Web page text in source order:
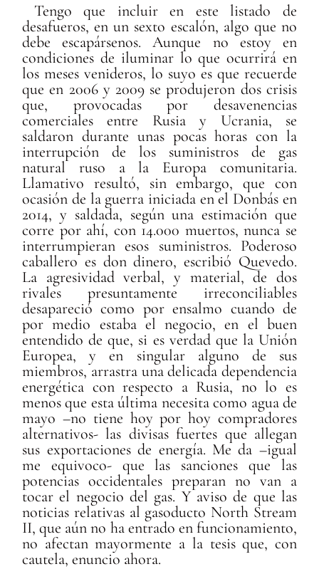
Tengo que incluir en este listado de
desafueros, en un sexto escalón, algo que no
debe escapársenos. Aunque no estoy en
condiciones de iluminar lo que ocurrirá en
los meses venideros, lo suyo es que recuerde
que en 2006 y 2009 se produjeron dos crisis
que, provocadas por desavenencias
comerciales entre Rusia y Ucrania, se
saldaron durante unas pocas horas con la
interrupción de los suministros de gas
natural ruso a la Europa comunitaria.
Llamativo resultó, sin embargo, que con
ocasión de la guerra iniciada en el Donbás en
2014, y saldada, según una estimación que
corre por ahí, con 14.000 muertos, nunca se
interrumpieran esos suministros. Poderoso
caballero es don dinero, escribió Quevedo.
La agresividad verbal, y material, de dos
rivales presuntamente irreconciliables
desapareció como por ensalmo cuando de
por medio estaba el negocio, en el buen
entendido de que, si es verdad que la Unión
Europea, y en singular alguno de sus
miembros, arrastra una delicada dependencia
energética con respecto a Rusia, no lo es
menos que esta última necesita como agua de
mayo –no tiene hoy por hoy compradores
alternativos- las divisas fuertes que allegan
sus exportaciones de energía. Me da –igual
me equivoco- que las sanciones que las
potencias occidentales preparan no van a
tocar el negocio del gas. Y aviso de que las
noticias relativas al gasoducto North Stream
II, que aún no ha entrado en funcionamiento,
no afectan mayormente a la tesis que, con
cautela, enuncio ahora.